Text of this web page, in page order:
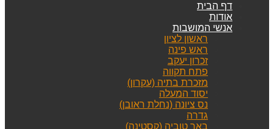
דף הבית
אודות
אנשי המושבות
ראשון לציון
ראש פינה
זכרון יעקב
פתח תקווה
מזכרת בתיה (עקרון)
יסוד המעלה
נס ציונה (נחלת ראובן)
גדרה
באר טוביה (קסטינה)